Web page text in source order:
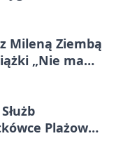
Mileną Ziembą
„Nie mam
Plażowej